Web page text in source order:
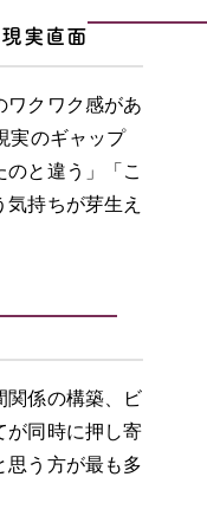
実直面
ワクワク感があ
実のギャップ
と違う」「こ
持ちが芽生え
関係の構築、ビ
同時に押し寄
思う方が最も多